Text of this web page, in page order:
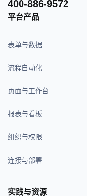
400-886-9572
平台产品
表单与数据
流程自动化
页面与工作台
报表与看板
组织与权限
连接与部署
实践与资源